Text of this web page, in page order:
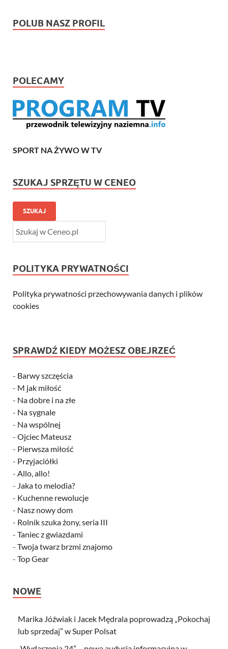
POLUB NASZ PROFIL
POLECAMY
SPORT NA ŻYWO W TV
SZUKAJ SPRZĘTU W CENEO
SZUKAJ
POLITYKA PRYWATNOŚCI
Polityka prywatności przechowywania danych i plików
cookies
SPRAWDŹ KIEDY MOŻESZ OBEJRZEĆ
- Barwy szczęścia
- M jak miłość
- Na dobre i na złe
- Na sygnale
- Na wspólnej
- Ojciec Mateusz
- Pierwsza miłość
- Przyjaciółki
- Allo, allo!
- Jaka to melodia?
- Kuchenne rewolucje
- Nasz nowy dom
- Rolnik szuka żony, seria III
- Taniec z gwiazdami
- Twoja twarz brzmi znajomo
- Top Gear
NOWE
Marika Jóźwiak i Jacek Mędrala poprowadzą „Pokochaj
lub sprzedaj” w Super Polsat